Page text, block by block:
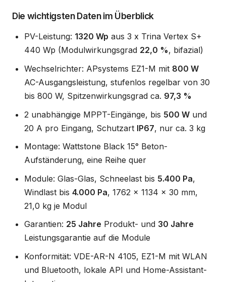
Die wichtigsten Daten im Überblick
PV-Leistung: 1320 Wp aus 3 x Trina Vertex S+
440 Wp (Modulwirkungsgrad 22,0 %, bifazial)
Wechselrichter: APsystems EZ1-M mit 800 W
AC-Ausgangsleistung, stufenlos regelbar von 30
bis 800 W, Spitzenwirkungsgrad ca. 97,3 %
2 unabhängige MPPT-Eingänge, bis 500 W und
20 A pro Eingang, Schutzart IP67, nur ca. 3 kg
Montage: Wattstone Black 15° Beton-
Aufständerung, eine Reihe quer
Module: Glas-Glas, Schneelast bis 5.400 Pa,
Windlast bis 4.000 Pa, 1762 x 1134 x 30 mm,
21,0 kg je Modul
Garantien: 25 Jahre Produkt- und 30 Jahre
Leistungsgarantie auf die Module
Konformität: VDE-AR-N 4105, EZ1-M mit WLAN
und Bluetooth, lokale API und Home-Assistant-